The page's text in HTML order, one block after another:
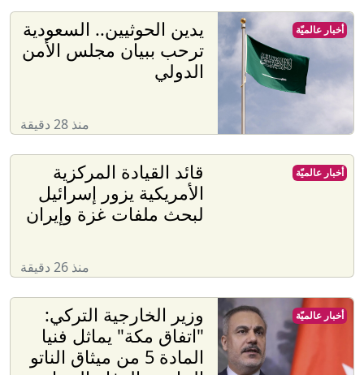
يدين الحوثيين.. السعودية
ترحب ببيان مجلس الأمن
الدولي
منذ 28 دقيقة
أخبار عالميّة
قائد القيادة المركزية
الأمريكية يزور إسرائيل
لبحث ملفات غزة وإيران
منذ 26 دقيقة
أخبار عالميّة
وزير الخارجية التركي:
"اتفاق مكة" يماثل فنيا
المادة 5 من ميثاق الناتو
أخبار عالميّة